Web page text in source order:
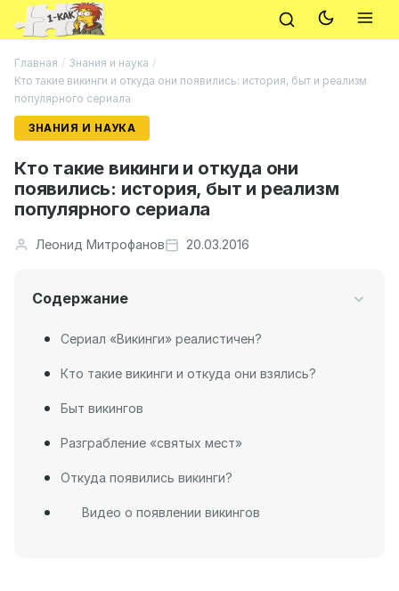
Главная / Знания и наука /
Кто такие викинги и откуда они появились: история, быт и реализм
популярного сериала
ЗНАНИЯ И НАУКА
Кто такие викинги и откуда они
появились: история, быт и реализм
популярного сериала
Леонид Митрофанов 20.03.2016
Содержание
Сериал «Викинги» реалистичен?
Кто такие викинги и откуда они взялись?
Быт викингов
Разграбление «святых мест»
Откуда появились викинги?
Видео о появлении викингов